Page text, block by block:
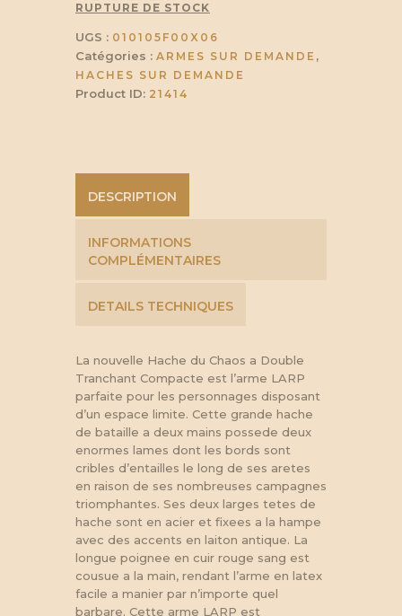
RUPTURE DE STOCK
UGS : 010105F00X06
Catégories : ARMES SUR DEMANDE ,
HACHES SUR DEMANDE
Product ID: 21414
DESCRIPTION
INFORMATIONS
COMPLÉMENTAIRES
DETAILS TECHNIQUES
La nouvelle Hache du Chaos a Double
Tranchant Compacte est l’arme LARP
parfaite pour les personnages disposant
d’un espace limite. Cette grande hache
de bataille a deux mains possede deux
enormes lames dont les bords sont
cribles d’entailles le long de ses aretes
en raison de ses nombreuses campagnes
triomphantes. Ses deux larges tetes de
hache sont en acier et fixees a la hampe
avec des accents en laiton antique. La
longue poignee en cuir rouge sang est
cousue a la main, rendant l’arme en latex
facile a manier par n’importe quel
barbare. Cette arme LARP est